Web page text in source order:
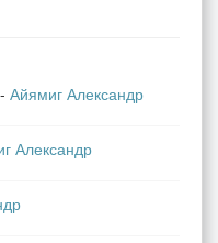
кровь.
с колен.
- Айямиг Александр
Александр